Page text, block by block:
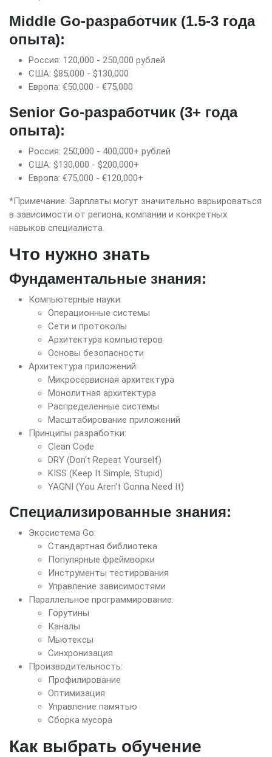
Middle Go-разработчик (1.5-3 года
опыта):
Россия: 120,000 - 250,000 рублей
США: $85,000 - $130,000
Европа: €50,000 - €75,000
Senior Go-разработчик (3+ года
опыта):
Россия: 250,000 - 400,000+ рублей
США: $130,000 - $200,000+
Европа: €75,000 - €120,000+
*Примечание: Зарплаты могут значительно варьироваться
в зависимости от региона, компании и конкретных
навыков специалиста.
Что нужно знать
Фундаментальные знания:
Компьютерные науки:
Операционные системы
Сети и протоколы
Архитектура компьютеров
Основы безопасности
Архитектура приложений:
Микросервисная архитектура
Монолитная архитектура
Распределенные системы
Масштабирование приложений
Принципы разработки:
Clean Code
DRY (Don't Repeat Yourself)
KISS (Keep It Simple, Stupid)
YAGNI (You Aren't Gonna Need It)
Специализированные знания:
Экосистема Go:
Стандартная библиотека
Популярные фреймворки
Инструменты тестирования
Управление зависимостями
Параллельное программирование:
Горутины
Каналы
Мьютексы
Синхронизация
Производительность:
Профилирование
Оптимизация
Управление памятью
Сборка мусора
Как выбрать обучение